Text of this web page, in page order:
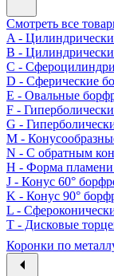
Смотреть все
A -
B -
C -
D - Сферические
E - Овальные
F -
G -
M -
N - С обратным
H - Форма
J - Конус 60°
K - Конус 90°
L -
T - Дисковые
Коронки по